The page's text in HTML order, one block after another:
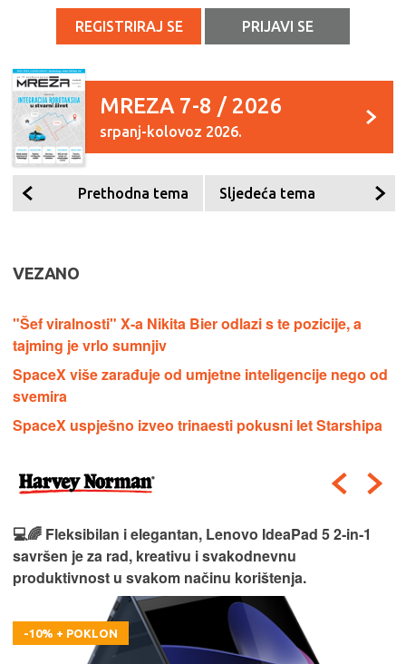
REGISTRIRAJ SE PRIJAVI SE
MREZA 7-8 / 2026
srpanj-kolovoz 2026.
Prethodna tema Sljedeća tema
VEZANO
"Šef viralnosti" X-a Nikita Bier odlazi s te pozicije, a
tajming je vrlo sumnjiv
SpaceX više zarađuje od umjetne inteligencije nego od
svemira
SpaceX uspješno izveo trinaesti pokusni let Starshipa
💻🌈 Fleksibilan i elegantan, Lenovo IdeaPad 5 2‑in‑1
savršen je za rad, kreativu i svakodnevnu
produktivnost u svakom načinu korištenja.
-10% + POKLON